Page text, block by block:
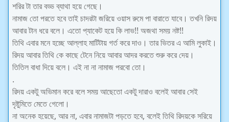
শরির টা তার বড্ড ব্যাথা হয়ে গেছে।
নামাজ তো পরতে হবে তাই চাদরটা জরিয়ে ওয়াস রুমে পা বারাতে যাবে। তখনি রিদয়
আবার টান ধরে বলে। এতো প্যাকেট হয়ে কি লাভ!! অজথা সময় নষ্ট!!
তিথি এবার মনে হচ্ছে আল্লাহ মাটিটায় গর্ত করে দাও। তার ভিতর এ আমি লুকাই।
রিদয় আবার তিথি কে কাছে টেনে নিয়ে আবার আদর করতে শুরু করে দেয়।
তিতিল বাধা দিয়ে বলে। এই না না নামাজ পরবো তো।
.
রিদয় একটু অভিমান করে বলে সময় আছেতো একটু দারাও বলেই আবার সেই
দৃষ্টুমিতে মেতে গেলো।
না অনেক হয়েছে, আর না, এবার নামাজটা পড়তে হবে, বলেই তিথি রিদয়কে সরিয়ে